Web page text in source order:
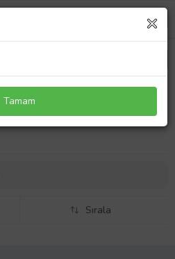
Erkek Deri Bileklik Siyah Kombin
Sırala
Tamam